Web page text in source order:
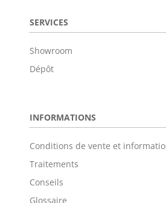
SERVICES
Showroom
Dépôt
INFORMATIONS
Conditions de vente et
Traitements
Conseils
Glossaire